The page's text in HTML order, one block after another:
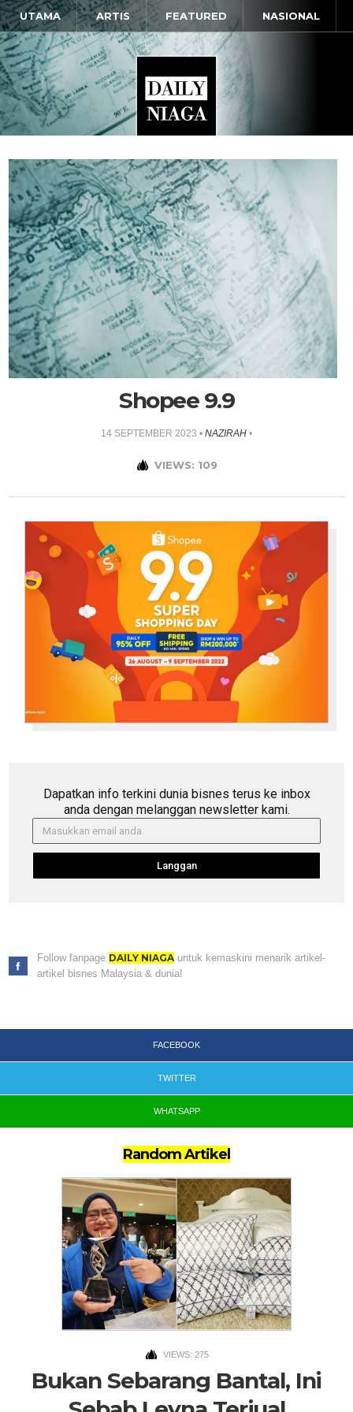
UTAMA ARTIS FEATURED NASIONAL
Shopee 9.9
14 SEPTEMBER 2023 • NAZIRAH •
VIEWS: 109
Dapatkan info terkini dunia bisnes terus ke inbox
anda dengan melanggan newsletter kami.
Langgan
Follow fanpage DAILY NIAGAuntuk kemaskini menarik artikel-
artikel bisnes Malaysia & dunia!
FACEBOOK
TWITTER
WHATSAPP
Random Artikel
VIEWS: 275
Bukan Sebarang Bantal, Ini